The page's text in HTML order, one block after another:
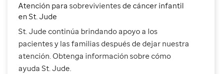
Atención para sobre­vi­vientesde cáncer infantil
en St. Jude
St. Jude continúa brindando apoyo a los
pacientes y las familias después de dejar nuestra
atención. Obtenga información sobre cómo
ayuda St. Jude.